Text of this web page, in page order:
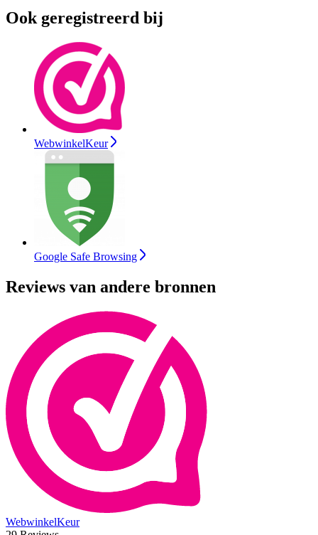
Ook geregistreerd bij
WebwinkelKeur
Google Safe Browsing
Reviews van andere bronnen
WebwinkelKeur